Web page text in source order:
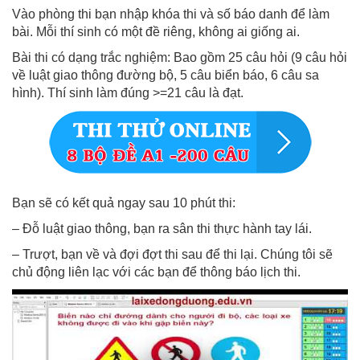
Vào phòng thi bạn nhập khóa thi và số báo danh để làm
bài. Mỗi thí sinh có một đề riêng, không ai giống ai.
Bài thi có dạng trắc nghiệm: Bao gồm 25 câu hỏi (9 câu hỏi
về luật giao thông đường bộ, 5 câu biển báo, 6 câu sa
hình). Thí sinh làm đúng >=21 câu là đạt.
Bạn sẽ có kết quả ngay sau 10 phút thi:
– Đỗ luật giao thông, bạn ra sân thi thực hành tay lái.
– Trượt, bạn về và đợi đợt thi sau để thi lại. Chúng tôi sẽ
chủ động liên lạc với các bạn để thông báo lịch thi.